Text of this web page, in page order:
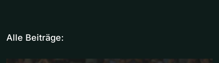
Alle Beiträge: